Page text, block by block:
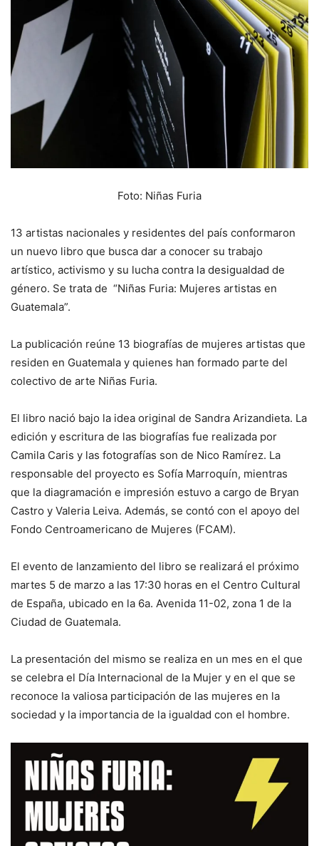
Foto: Niñas Furia
13 artistas nacionales y residentes del país conformaron
un nuevo libro que busca dar a conocer su trabajo
artístico, activismo y su lucha contra la desigualdad de
género. Se trata de “Niñas Furia: Mujeres artistas en
Guatemala”.
La publicación reúne 13 biografías de mujeres artistas que
residen en Guatemala y quienes han formado parte del
colectivo de arte Niñas Furia.
El libro nació bajo la idea original de Sandra Arizandieta. La
edición y escritura de las biografías fue realizada por
Camila Caris y las fotografías son de Nico Ramírez. La
responsable del proyecto es Sofía Marroquín, mientras
que la diagramación e impresión estuvo a cargo de Bryan
Castro y Valeria Leiva. Además, se contó con el apoyo del
Fondo Centroamericano de Mujeres (FCAM).
El evento de lanzamiento del libro se realizará el próximo
martes 5 de marzo a las 17:30 horas en el Centro Cultural
de España, ubicado en la 6a. Avenida 11-02, zona 1 de la
Ciudad de Guatemala.
La presentación del mismo se realiza en un mes en el que
se celebra el Día Internacional de la Mujer y en el que se
reconoce la valiosa participación de las mujeres en la
sociedad y la importancia de la igualdad con el hombre.